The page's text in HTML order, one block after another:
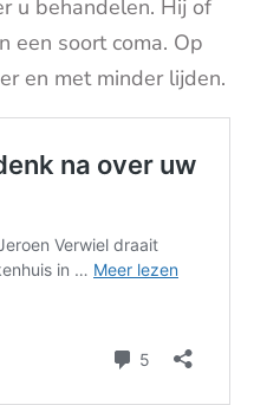
u behandelen. Hij of
een soort coma. Op
en met minder lijden.